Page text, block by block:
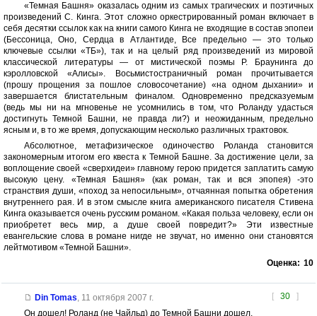
«Темная Башня» оказалась одним из самых трагических и поэтичных
произведений С. Кинга. Этот сложно оркестрированный роман включает в
себя десятки ссылок как на книги самого Кинга не входящие в состав эпопеи
(Бессоница, Оно, Сердца в Атлантиде, Все предельно — это только
ключевые ссылки «ТБ»), так и на целый ряд произведений из мировой
классической литературы — от мистической поэмы Р. Браунинга до
кэролловской «Алисы». Восьмистостраничный роман прочитывается
(прошу прощения за пошлое словосочетание) «на одном дыхании» и
завершается блистательным финалом. Одновременно предсказуемым
(ведь мы ни на мгновенье не усомнились в том, что Роланду удасться
достигнуть Темной Башни, не правда ли?) и неожиданным, предельно
ясным и, в то же время, допускающим несколько различных трактовок.
Абсолютное, метафизическое одиночество Роланда становится
закономерным итогом его квеста к Темной Башне. За достижение цели, за
воплощение своей «сверхидеи» главному герою придется заплатить самую
высокую цену. «Темная Башня» (как роман, так и вся эпопея) -это
странствия души, «поход за непосильным», отчаянная попытка обретения
внутреннего рая. И в этом смысле книга американского писателя Стивена
Кинга оказывается очень русским романом. «Какая польза человеку, если он
приобретет весь мир, а душе своей повредит?» Эти известные
евангельские слова в романе нигде не звучат, но именно они становятся
лейтмотивом «Темной Башни».
Оценка: 10
[ 30 ]
Din Tomas, 11 октября 2007 г.
Он дошел! Роланд (не Чайльд) до Темной Башни дошел.